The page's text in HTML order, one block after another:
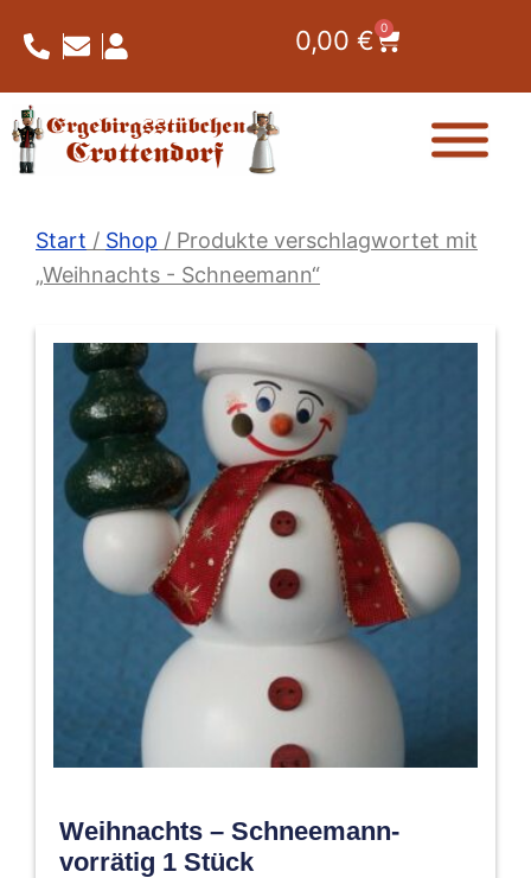
Inhalt
springen
0,00 € 0
Warenkorb
Start / Shop / Produkte verschlagwortet mit
„Weihnachts - Schneemann“
Weihnachts – Schneemann-
vorrätig 1 Stück